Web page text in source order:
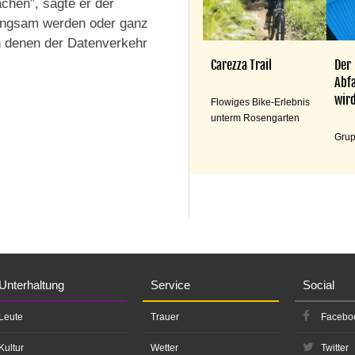
sagte er der
werden oder ganz
der Datenverkehr
Carezza Trail
Flowiges Bike-Erlebnis
unterm Rosengarten
Der
Service
Trauer
Wetter
Social
Twitter